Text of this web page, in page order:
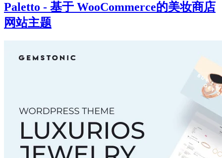
Paletto - 基于 WooCommerce的美妆商店
网站主题